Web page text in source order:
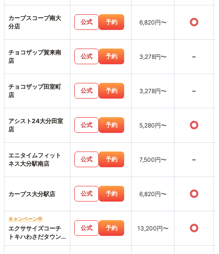
カーブスコープ南大
分店
公式 予約 6,820円〜 ○
チョコザップ賀来南
店
公式 予約 3,278円〜 -
チョコザップ田室町
店
公式 予約 3,278円〜 -
アシスト24大分田室
店
公式 予約 5,280円〜 ○
エニタイムフィット
ネス大分駅南店
公式 予約 7,500円〜 -
カーブス大分駅店 公式 予約 6,820円〜 ○
キャンペーン中
エクササイズコーチ
トキハわさだタウン
店
公式 予約 13,200円〜 ○